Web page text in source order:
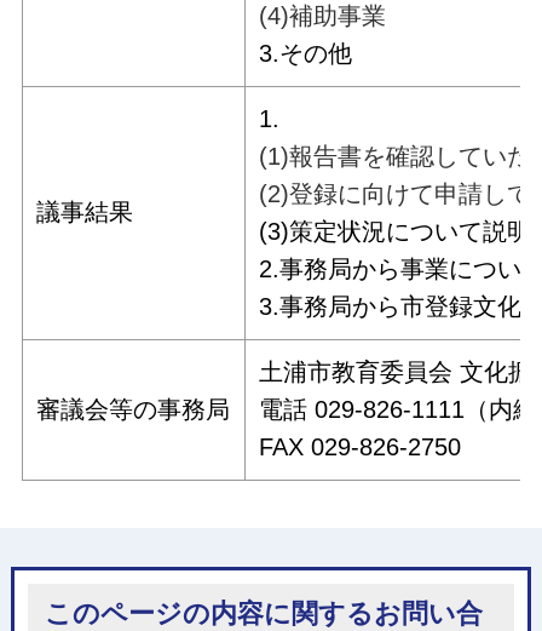
(4)補助事業
3.その他
議事結果
1.
(1)報告書を確認してい
(2)登録に向けて申請し
(3)策定状況について説明
2.事務局から事業につい
3.事務局から市登録文化
審議会等の事務局
土浦市教育委員会 文化振
電話 029-826-1111（内
FAX 029-826-2750
このページの内容に関するお問い合